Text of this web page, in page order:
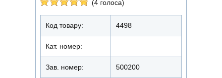
(4 голоса)
Код товару: 4498
Кат. номер:
Зав. номер: 500200